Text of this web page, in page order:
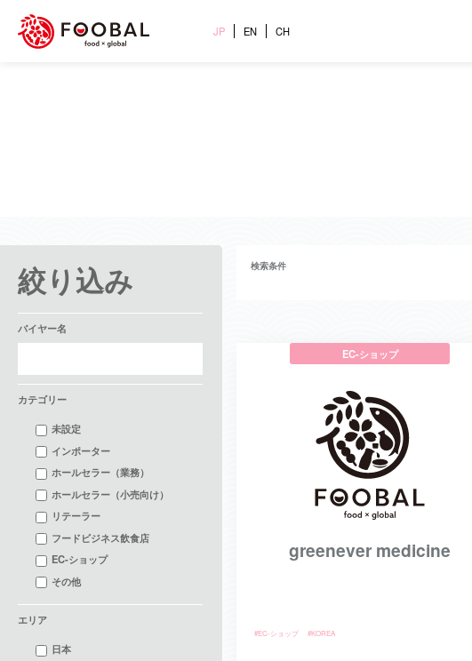
JP EN CH
絞り込み
バイヤー名
カテゴリー
未設定
インポーター
ホールセラー（業務）
ホールセラー（小売向け）
リテーラー
フードビジネス飲食店
EC-ショップ
その他
エリア
日本
検索条件
EC-ショップ
greenever medicine
#EC-ショップ #KOREA